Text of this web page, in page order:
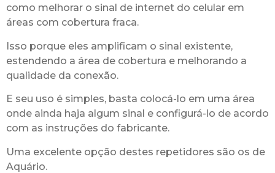
como melhorar o sinal de internet do celular em
áreas com cobertura fraca.
Isso porque eles amplificam o sinal existente,
estendendo a área de cobertura e melhorando a
qualidade da conexão.
E seu uso é simples, basta colocá-lo em uma área
onde ainda haja algum sinal e configurá-lo de acordo
com as instruções do fabricante.
Uma excelente opção destes repetidores são os de
Aquário.